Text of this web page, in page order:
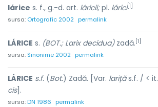
lárice s. f., g.-d. art. láricii;pl. lárici[1]
sursa: Ortografic 2002 permalink
LÁRICE s. (BOT.; Larix decidua)zadă. [1]
sursa: Sinonime 2002 permalink
LÁRICE s.f. (Bot.) Zadă. [Var. larițăs.f. / < it.
cis].
sursa:DN 1986 permalink